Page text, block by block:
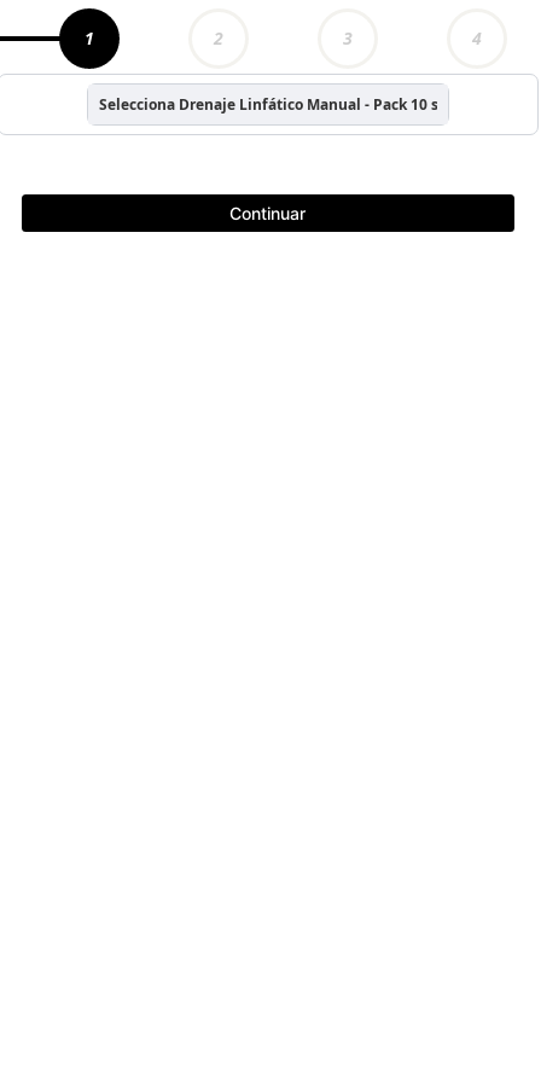
1 2 3 4
Selecciona Drenaje Linfático Manual - Pack 10 sesiones
Continuar